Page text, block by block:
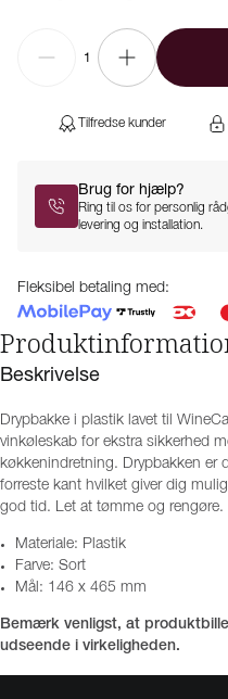
1
Tilfredse kunder
Brug for hjælp?
Ring til os for personlig
levering og installation.
Fleksibel betaling med:
Beskrivelse
Drypbakke i plastik lavet til
vinkøleskab for ekstra sikkerhed
køkkenindretning. Drypbakken er
forreste kant hvilket giver dig
god tid. Let at tømme og rengøre.
Materiale: Plastik
Farve: Sort
Mål: 146 x 465 mm
Bemærk venligst, at
udseende i virkeligheden.